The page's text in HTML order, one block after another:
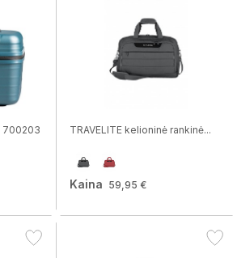
700203 TRAVELITE kelioninė rankinė...
Kaina 59,95 €